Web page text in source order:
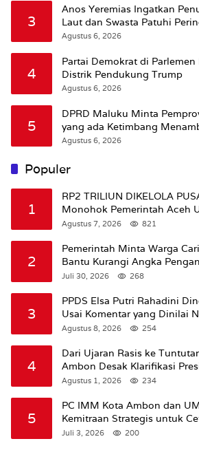
3
Anos Yeremias Ingatkan
Laut dan Swasta Patuhi
Agustus 6, 2026
4
Partai Demokrat di
Distrik Pendukung Trump
Agustus 6, 2026
5
DPRD Maluku Minta
yang ada Ketimbang
Agustus 6, 2026
Populer
1
RP2 TRILIUN DIKELOLA
Monohok Pemerintah Aceh
Amran Soal Dana Pertanian
Agustus 7, 2026 821
2
Pemerintah Minta Warga
Bantu Kurangi Angka
Juli 30, 2026 268
3
PPDS Elsa Putri Rahadini
Usai Komentar yang Dinilai
BPJS
Agustus 8, 2026 254
4
Dari Ujaran Rasis ke
Ambon Desak Klarifikasi
Tunda Pengibaran Bendera
Agustus 1, 2026 234
5
PC IMM Kota Ambon dan
Kemitraan Strategis untuk
Bangsa “Membangun
Juli 3, 2026 200